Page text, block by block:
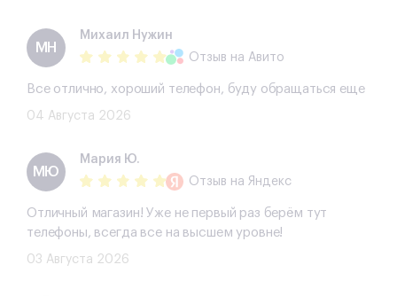
МН
Михаил Нужин
Отзыв на Авито
Все отлично, хороший телефон, буду обращаться еще
04 Августа 2026
МЮ
Мария Ю.
Отзыв на Яндекс
Отличный магазин! Уже не первый раз берём тут
телефоны, всегда все на высшем уровне!
03 Августа 2026